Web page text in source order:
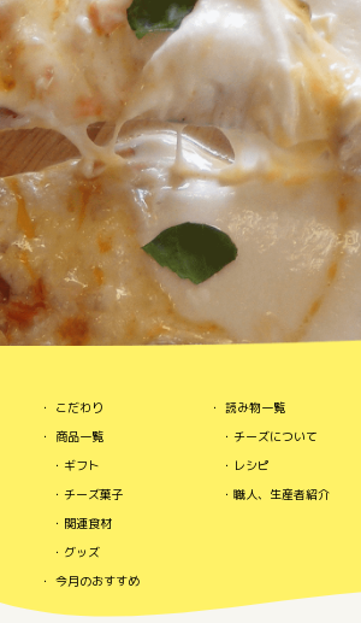
こだわり
商品一覧
ギフト
チーズ菓子
関連食材
グッズ
今月のおすすめ
読み物一覧
チーズについて
レシピ
職人、生産者紹介